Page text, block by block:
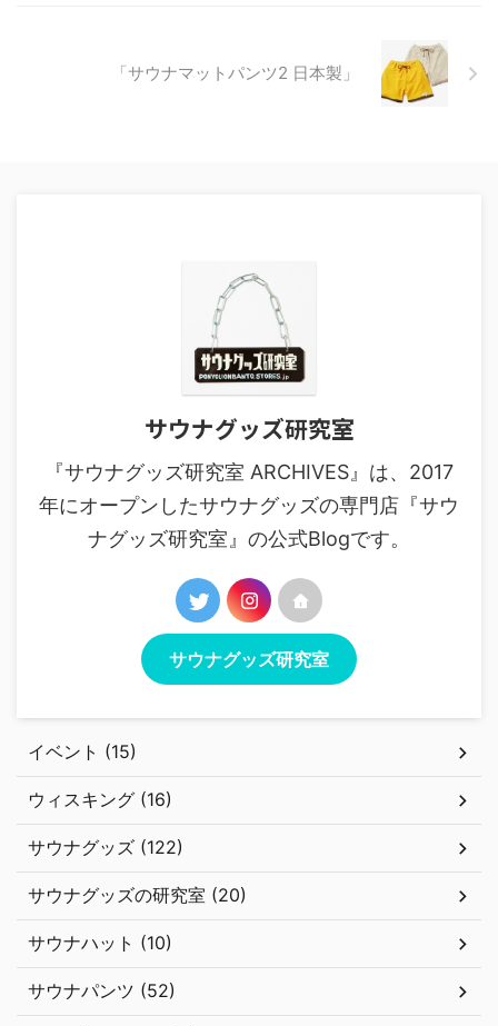
「サウナマットパンツ2 日本製」
サウナグッズ研究室
『サウナグッズ研究室 ARCHIVES』は、2017
年にオープンしたサウナグッズの専門店『サウ
ナグッズ研究室』の公式Blogです。
サウナグッズ研究室
イベント (15)
ウィスキング (16)
サウナグッズ (122)
サウナグッズの研究室 (20)
サウナハット (10)
サウナパンツ (52)